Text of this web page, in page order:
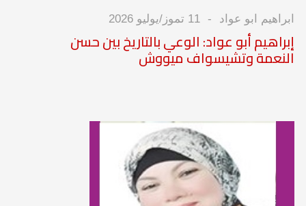
ابراهيم ابو عواد 11 تموز/يوليو 2026
إبراهيم أبو عواد: الوعي بالتاريخ بين حسن
النعمة وتشيسواف ميووش